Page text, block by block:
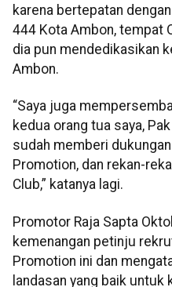
karena bertepatan
444 Kota Ambon, tempat
dia pun mendedikasikan
Ambon.
“Saya juga
kedua orang tua saya,
sudah memberi
Promotion, dan rekan-
Club,” katanya lagi.
Promotor Raja Sapta
kemenangan petinju
Promotion ini dan
landasan yang baik untuk